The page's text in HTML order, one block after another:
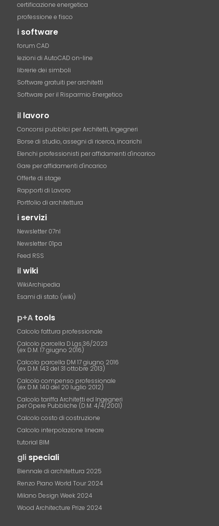
certificazione energetica
professione e fisco
i software
forum CAD
lezioni di AutoCAD on-line
librerie dei simboli
Software gratuiti per architetti
Software per il Risparmio Energetico
il lavoro
Concorsi pubblici per Architetti, Ingegneri
Borse di studio, assegni di ricerca, incarichi
Elenchi professionisti per affidamenti d'incarico
Gare per affidamenti d'incarico
Offerte di stage
Rapporti di Lavoro
Portfolio di architettura
i servizi
Newsletter 07nl
Newsletter 01pa
Feed RSS
ilwiki
WikiArchipedia
Esami di stato (wiki)
p+A tools
Calcolo fattura professionale
Calcolo parcella D.Lgs.36/2023
(ex D.M. 17 giugno 2016)
Calcolo parcella DM 17 giugno 2016
(ex D.M. 143 del 31 ottobre 2013)
Calcolo compenso professionale
(ex D.M. 140 del 20 luglio 2012)
Calcolo tariffa Architetti ed Ingegneri
per Opere Pubbliche (D.M. 4/4/2001)
Calcolo costo di costruzione
Calcolo interpolazione lineare
tutorial BIM
gli speciali
Biennale di architettura 2025
Renzo Piano World Tour 2024
Milano Design Week 2024
Wood Architecture Prize 2024